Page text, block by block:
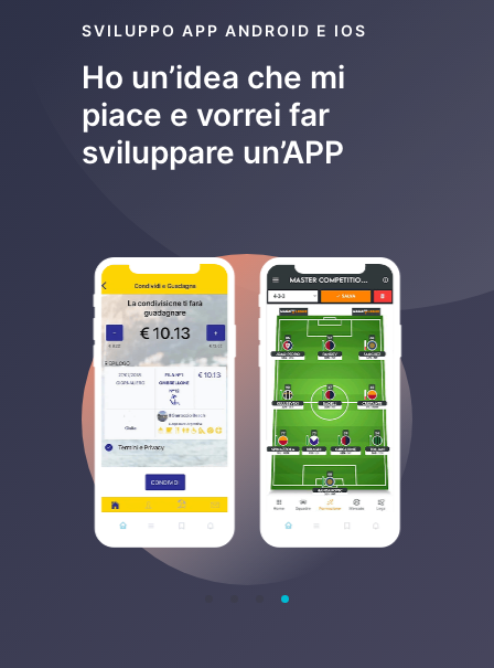
SVILUPPO APP ANDROID E IOS
Ho un’idea che mi
piace e vorrei far
sviluppare un’APP